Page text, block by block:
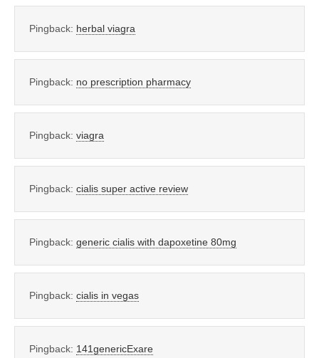
Pingback: herbal viagra
Pingback: no prescription pharmacy
Pingback: viagra
Pingback: cialis super active review
Pingback: generic cialis with dapoxetine 80mg
Pingback: cialis in vegas
Pingback: 141genericExare